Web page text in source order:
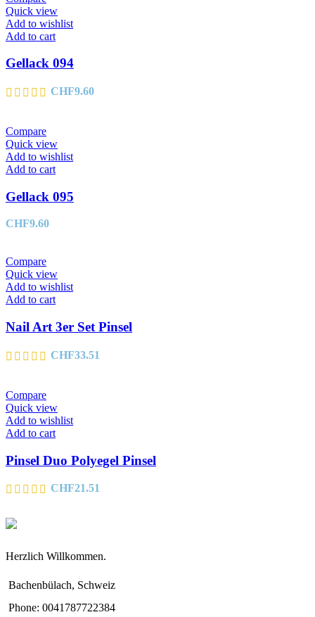
Quick view
Add to wishlist
Add to cart
Gellack 094
CHF9.60
Compare
Quick view
Add to wishlist
Add to cart
Gellack 095
CHF9.60
Compare
Quick view
Add to wishlist
Add to cart
Nail Art 3er Set Pinsel
CHF33.51
Compare
Quick view
Add to wishlist
Add to cart
Pinsel Duo Polyegel Pinsel
CHF21.51
Herzlich Willkommen.
Bachenbülach, Schweiz
Phone: 0041787722384